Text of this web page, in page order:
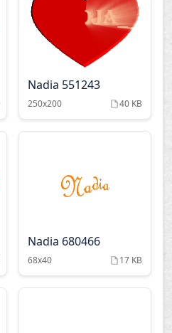
Nadia 551243
250x200 40 KB
Nadia 680466
68x40 17 KB